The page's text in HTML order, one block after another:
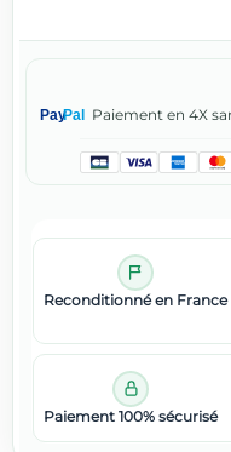
PayPal Paiement en 4X
Reconditionné en France
Paiement 100% sécurisé